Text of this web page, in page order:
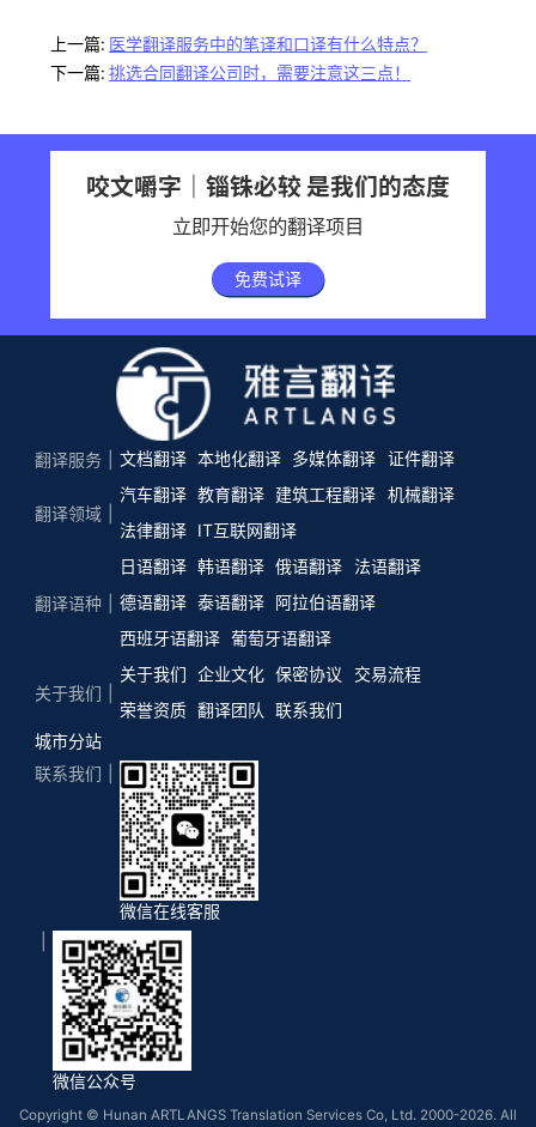
上一篇: 医学翻译服务中的笔译和口译有什么特点？
下一篇: 挑选合同翻译公司时，需要注意这三点！
咬文嚼字｜锱铢必较 是我们的态度
立即开始您的翻译项目
免费试译
翻译服务 文档翻译 本地化翻译 多媒体翻译 证件翻译
翻译领域
汽车翻译 教育翻译 建筑工程翻译 机械翻译
法律翻译
IT互联网翻译
翻译语种
日语翻译 韩语翻译 俄语翻译
法语翻译
德语翻译 泰语翻译 阿拉伯语翻译
西班牙语翻译 葡萄牙语翻译
关于我们
关于我们 企业文化 保密协议
交易流程
荣誉资质 翻译团队
联系我们
城市分站
联系我们
微信在线客服
微信公众号
Copyright © Hunan ARTLANGS Translation Services Co, Ltd. 2000-2026. All